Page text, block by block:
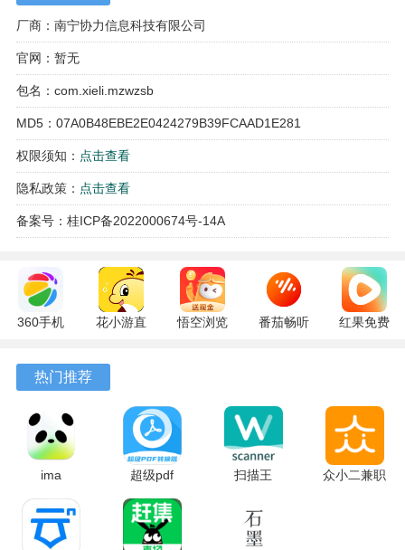
厂商：南宁协力信息科技有限公司
官网：暂无
包名：com.xieli.mzwzsb
MD5：07A0B48EBE2E0424279B39FCAAD1E281
权限须知： 点击查看
隐私政策： 点击查看
备案号：桂ICP备2022000674号-14A
360手机
10.13.27
最新版
花小游直
17.9.56
悟空浏览
番茄畅听
红果免费
热门推荐
ima
2.6.3.0417
官方版
超级pdf
1.7.2 安卓
版
扫描王
方版
众小二兼职